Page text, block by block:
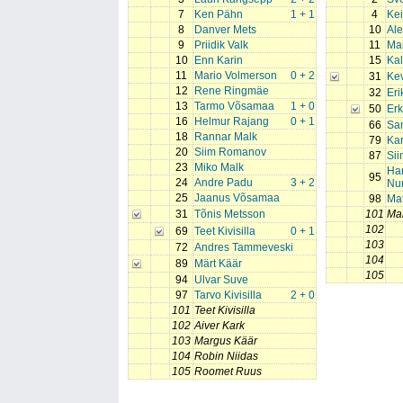
7
1 + 1
Ken Pähn
8
Danver Mets
9
Priidik Valk
10
Enn Karin
11
0 + 2
Mario Volmerson
12
Rene Ringmäe
13
1 + 0
Tarmo Võsamaa
16
0 + 1
Helmur Rajang
18
Rannar Malk
20 Siim Romanov
23
Miko Malk
24
3 + 2
Andre Padu
25 Jaanus Võsamaa
31 Tõnis Metsson
69
0 + 1
Teet Kivisilla
72 Andres Tammeveski
89
Märt Käär
94
Ulvar Suve
97
2 + 0
Tarvo Kivisilla
101 Teet Kivisilla
102 Aiver Kark
103 Margus Käär
104 Robin Niidas
105 Roomet Ruus
4
10
11
15
31
32
50
66
79
87
95
98
101
102
103
104
105